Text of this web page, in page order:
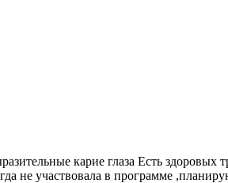
карие глаза Есть здоровых
не участвовала в программе